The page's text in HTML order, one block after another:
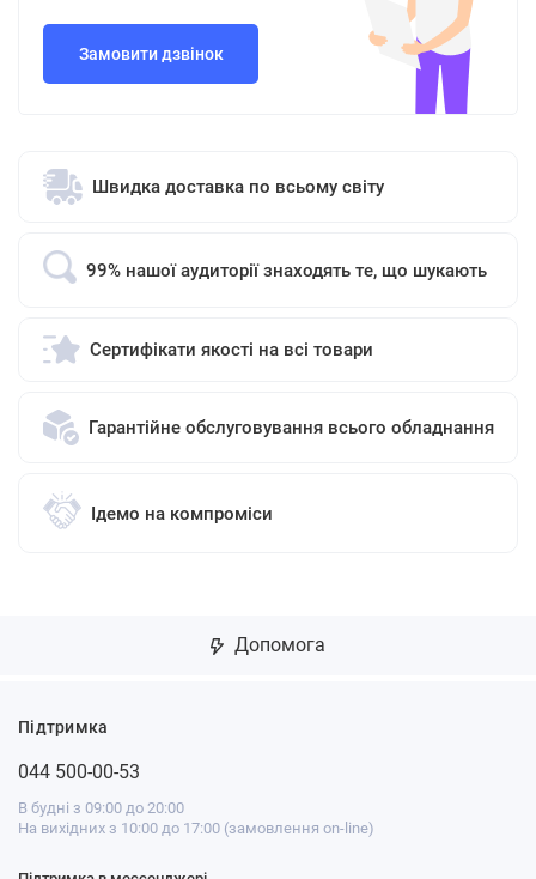
Замовити дзвінок
Швидка доставка по всьому світу
99% нашої аудиторії знаходять те, що шукають
Сертифікати якості на всі товари
Гарантійне обслуговування всього обладнання
Ідемо на компроміси
Допомога
Підтримка
044 500-00-53
В будні з 09:00 до 20:00
На вихідних з 10:00 до 17:00 (замовлення on-line)